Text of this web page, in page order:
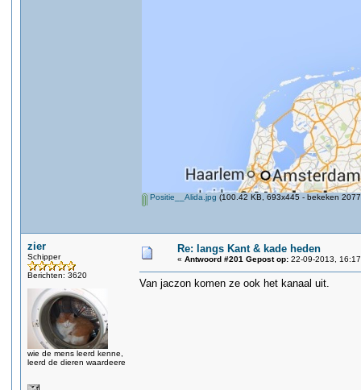
Positie__Alida.jpg (100.42 KB, 693x445 - bekeken
zier
Schipper
Berichten: 3620
wie de mens leerd kenne,
leerd de dieren waardeere
Re: langs Kant & kade heden
« Antwoord #201 Gepost op: 22-09-2013,
Van jaczon komen ze ook het kanaal uit.